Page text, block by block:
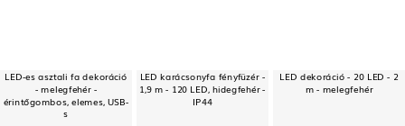
LED-es asztali fa dekoráció
- melegfehér -
érintőgombos, elemes, USB-
s
LED karácsonyfa fényfüzér -
1,9 m - 120 LED, hidegfehér -
IP44
LED dekoráció - 20 LED - 2
m - melegfehér